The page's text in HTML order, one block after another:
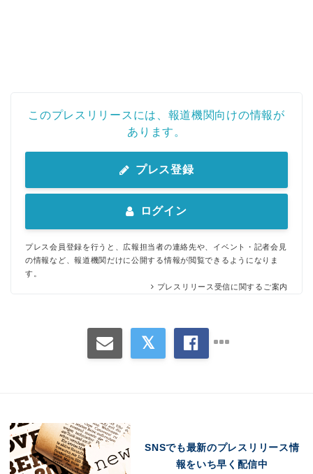
このプレスリリースには、報道機関向けの情報が
あります。
プレス登録
ログイン
プレス会員登録を行うと、広報担当者の連絡先や、イベント・記者会見
の情報など、報道機関だけに公開する情報が閲覧できるようになりま
す。
プレスリリース受信に関するご案内
SNSでも最新のプレスリリース情
報をいち早く配信中